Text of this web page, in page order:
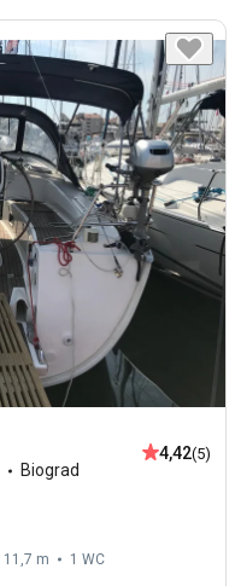
Biograd
4,42(5)
11,7 m 1 WC